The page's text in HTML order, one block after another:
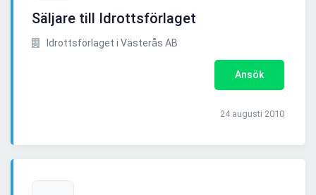
Säljare till Idrottsförlaget
Idrottsförlaget i Västerås AB
Ansök
24 augusti 2010